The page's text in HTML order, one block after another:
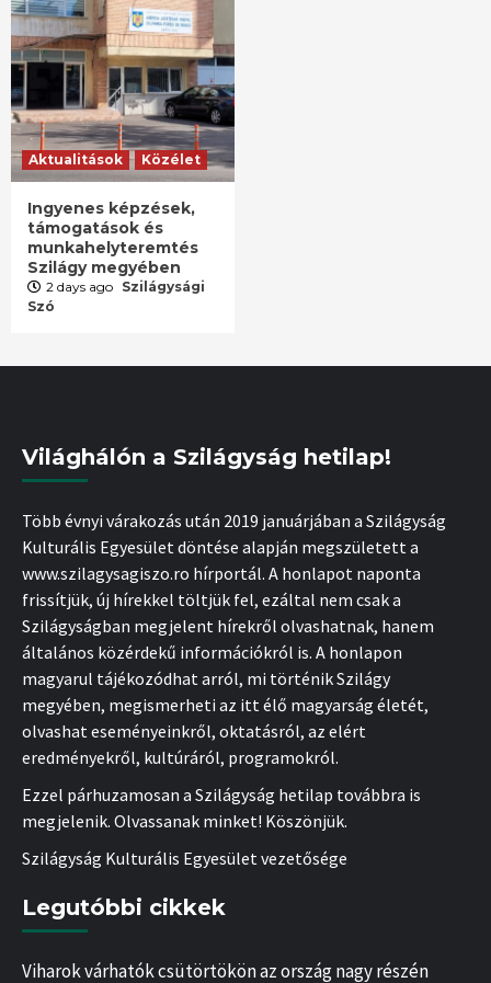
Aktualitások Közélet
Ingyenes képzések,
támogatások és
munkahelyteremtés
Szilágy megyében
2 days ago Szilágysági
Szó
Világhálón a Szilágyság hetilap!
Több évnyi várakozás után 2019 januárjában a Szilágyság
Kulturális Egyesület döntése alapján megszületett a
www.szilagysagiszo.ro hírportál. A honlapot naponta
frissítjük, új hírekkel töltjük fel, ezáltal nem csak a
Szilágyságban megjelent hírekről olvashatnak, hanem
általános közérdekű információkról is. A honlapon
magyarul tájékozódhat arról, mi történik Szilágy
megyében, megismerheti az itt élő magyarság életét,
olvashat eseményeinkről, oktatásról, az elért
eredményekről, kultúráról, programokról.
Ezzel párhuzamosan a Szilágyság hetilap továbbra is
megjelenik. Olvassanak minket! Köszönjük.
Szilágyság Kulturális Egyesület vezetősége
Legutóbbi cikkek
Viharok várhatók csütörtökön az ország nagy részén